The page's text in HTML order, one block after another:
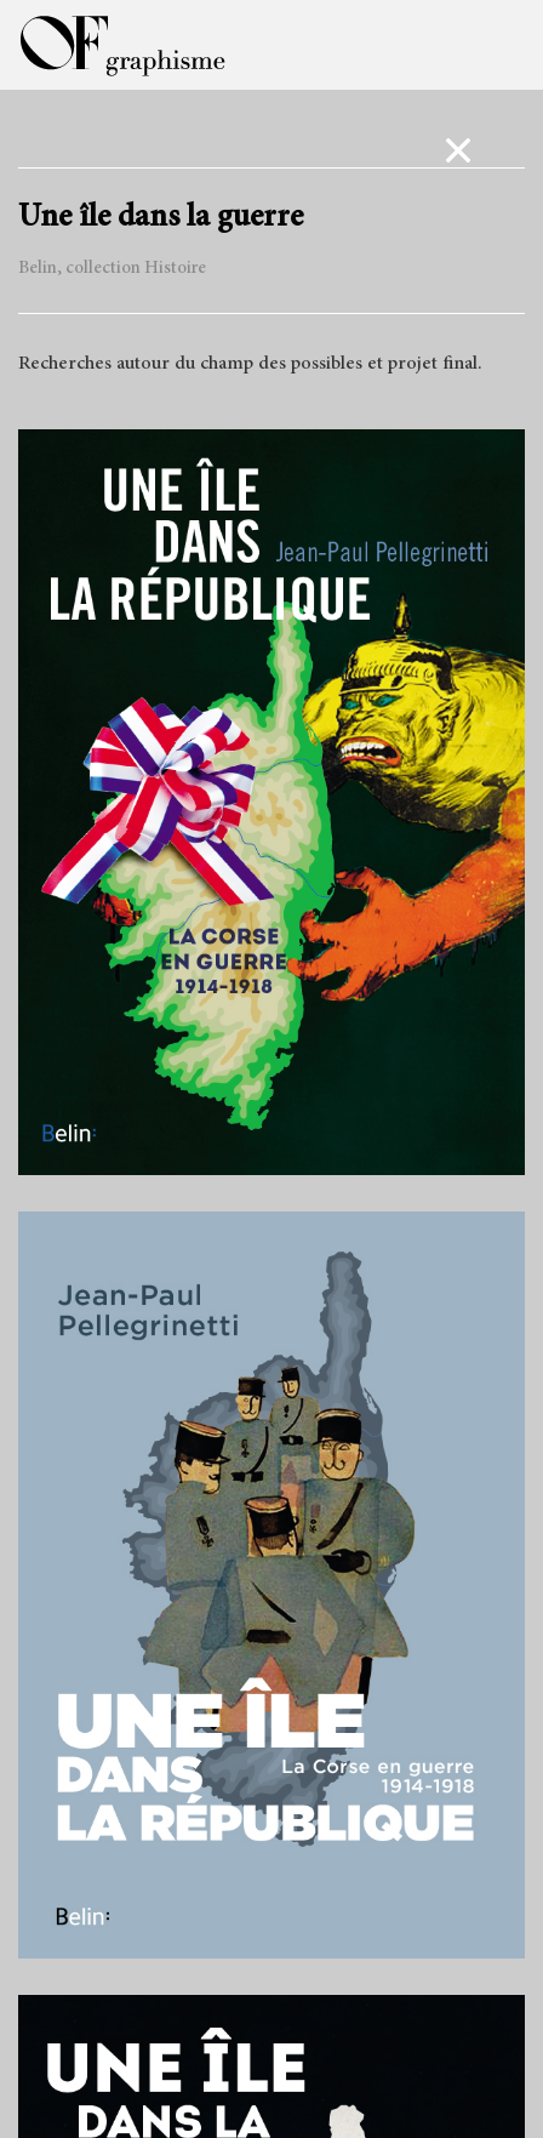
Une île dans la guerre
Belin, collection Histoire
Recherches autour du champ des possibles et projet final.